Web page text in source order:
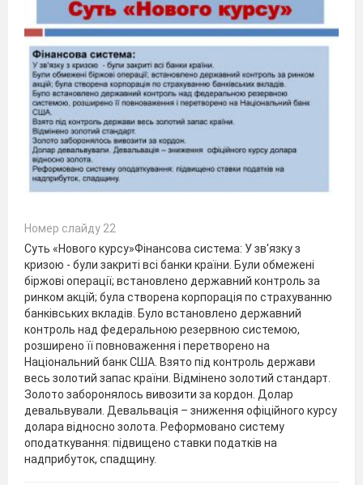
Номер слайду 22
Суть «Нового курсу»Фінансова система: У зв'язку з
кризою - були закриті всі банки країни. Були обмежені
біржові операції; встановлено державний контроль за
ринком акцій; була створена корпорація по страхуванню
банківських вкладів. Було встановлено державний
контроль над федеральною резервною системою,
розширено її повноваження і перетворено на
Національний банк США. Взято під контроль держави
весь золотий запас країни. Відмінено золотий стандарт.
Золото заборонялось вивозити за кордон. Долар
девальвували. Девальвація – зниження офіційного курсу
долара відносно золота. Реформовано систему
оподаткування: підвищено ставки податків на
надприбуток, спадщину.